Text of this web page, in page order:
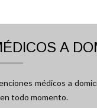
A
médicos a
todo momento.